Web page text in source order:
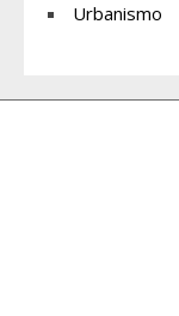
Urbanismo